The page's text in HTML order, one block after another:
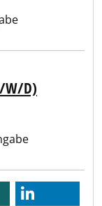
W/D)